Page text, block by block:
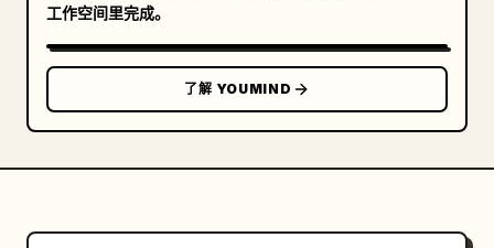
工作空间里完成。
了解 YOUMIND